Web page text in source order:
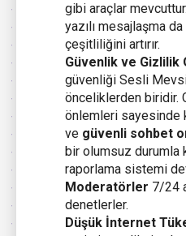
gibi araçlar
yazılı mesajlaşma
çeşitliliğini artırır.
Güvenlik ve Gizlilik
güvenliği Sesli
önceliklerden biridir.
önlemleri sayesinde
ve güvenli sohbet
bir olumsuz durumla
raporlama sistemi
Moderatörler 7/24
denetlerler.
Düşük İnternet